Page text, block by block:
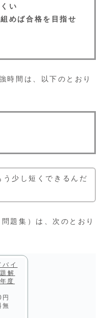
い
めば合格を目指せ
時間は、以下のとおり
少し短くできるんだ
題集）は、次のとおり
イ
解
度
無